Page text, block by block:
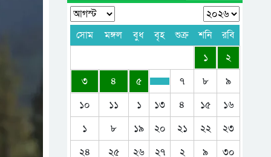
এক বছর মেয়াদি মাল্টিপল
ভিসা চালু করল সৌদি আরব
কানাডায় প্রবেশে নতুন নিয়ম,
মানতে হবে যেসব নির্দেশ
সিলেটের ওসমানীনগর
কামরানের মরদেহ প্রবাসীদের
সহায়তায় দেশে ফিরছে
কুয়েত, বাহরাইনে ফের হামলা
চালাল ইরান
সোম মঙ্গল বুধ বৃহ শুক্র শনি
রবি
১
২
৩
৪ ৫ ৭ ৮
৯
১০
১১ ১ ১৩ ৪ ১৫
১৬
১
৮ ১৯ ২০ ২১ ২২
২৩
২৪
২৫ ২৬ ২৭ ২ ৯
৩০